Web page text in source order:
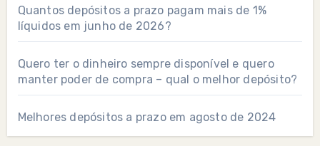
Quantos depósitos a prazo pagam mais de 1%
líquidos em junho de 2026?
Quero ter o dinheiro sempre disponível e quero
manter poder de compra – qual o melhor depósito?
Melhores depósitos a prazo em agosto de 2024